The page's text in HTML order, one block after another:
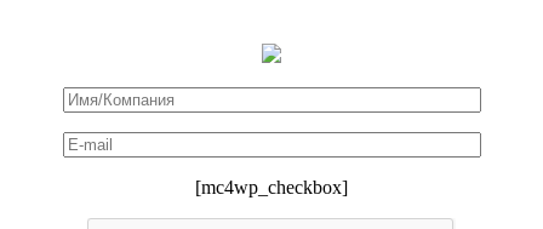
[mc4wp_checkbox]